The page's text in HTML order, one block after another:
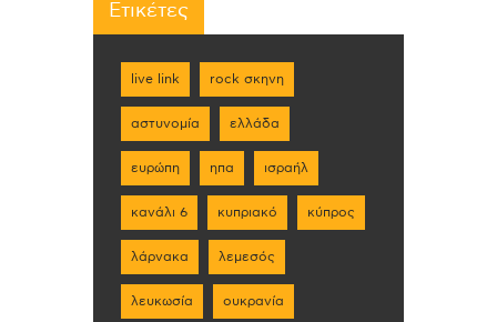
Ετικέτες
live link rock σκηνη
αστυνομία ελλάδα
ευρώπη ηπα ισραήλ
κανάλι 6 κυπριακό κύπρος
λάρνακα λεμεσός
λευκωσία ουκρανία